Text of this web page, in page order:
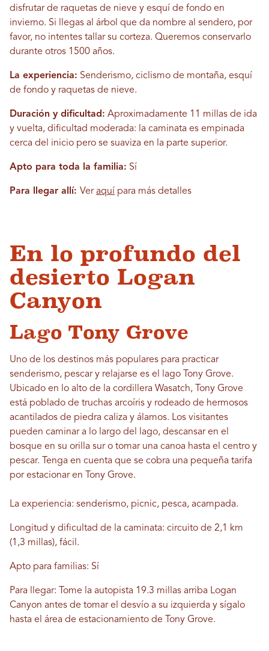
disfrutar de raquetas de nieve y esquí de fondo en
invierno. Si llegas al árbol que da nombre al sendero, por
favor, no intentes tallar su corteza. Queremos conservarlo
durante otros 1500 años.
La experiencia: Senderismo, ciclismo de montaña, esquí
de fondo y raquetas de nieve.
Duración y dificultad: Aproximadamente 11 millas de ida
y vuelta, dificultad moderada: la caminata es empinada
cerca del inicio pero se suaviza en la parte superior.
Apto para toda la familia: Sí
Para llegar allí: Veraquí para más detalles
En lo profundo del
desierto Logan
Canyon
Lago Tony Grove
Uno de los destinos más populares para practicar
senderismo, pescar y relajarse es el lago Tony Grove.
Ubicado en lo alto de la cordillera Wasatch, Tony Grove
está poblado de truchas arcoíris y rodeado de hermosos
acantilados de piedra caliza y álamos. Los visitantes
pueden caminar a lo largo del lago, descansar en el
bosque en su orilla sur o tomar una canoa hasta el centro y
pescar. Tenga en cuenta que se cobra una pequeña tarifa
por estacionar en Tony Grove.
La experiencia: senderismo, picnic, pesca, acampada.
Longitud y dificultad de la caminata: circuito de 2,1 km
(1,3 millas), fácil.
Apto para familias: Sí
Para llegar: Tome la autopista 19.3 millas arriba Logan
Canyon antes de tomar el desvío a su izquierda y sígalo
hasta el área de estacionamiento de Tony Grove.